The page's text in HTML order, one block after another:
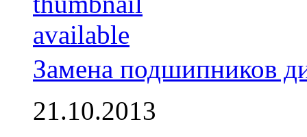
Замена подшипников
21.10.2013